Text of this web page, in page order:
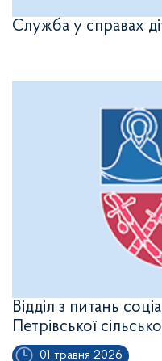
Служба у справах
Відділ з питань
Петрівської
01 травня 2026